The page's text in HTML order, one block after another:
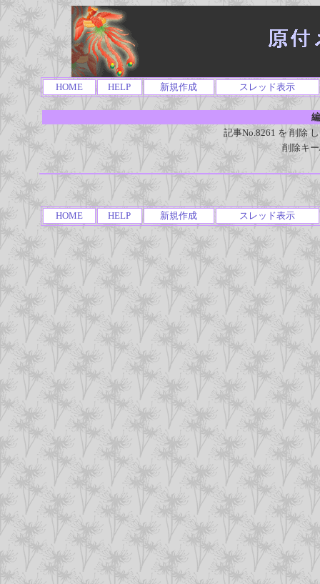
HOME HELP 新規作成 スレッド表示
記事No.8261 を 削除
削除キ
HOME HELP 新規作成 スレッド表示